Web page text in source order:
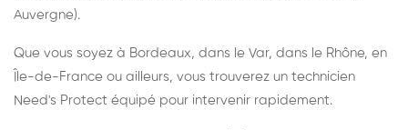
Auvergne).
Que vous soyez à Bordeaux, dans le Var, dans le Rhône, en
Île-de-France ou ailleurs, vous trouverez un technicien
Need's Protect équipé pour intervenir rapidement.